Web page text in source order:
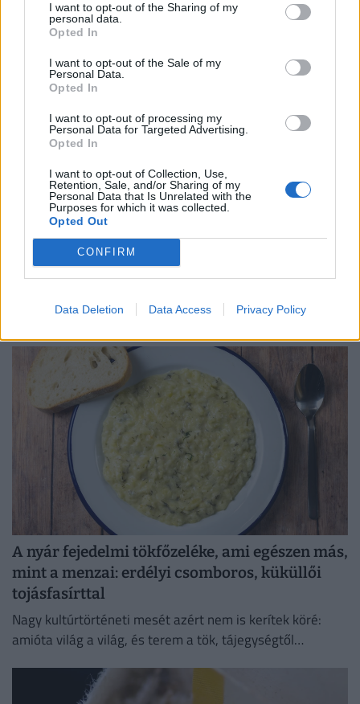
I want to opt-out of the Sharing of my
personal data.
Opted In
I want to opt-out of the Sale of my
Personal Data.
Opted In
I want to opt-out of processing my
Personal Data for Targeted Advertising.
Opted In
I want to opt-out of Collection, Use,
Retention, Sale, and/or Sharing of my
Personal Data that Is Unrelated with the
Purposes for which it was collected.
Opted Out
CONFIRM
Data Deletion Data Access Privacy Policy
Könyörtelen vérszívók támadnak
Magyarországon: fényes nappal is lesben
állnak - indul az irtás
A következő napokban nyolc megye negyvenhárom
településén lesznek kezelések.
A nyár fejedelmi tökfőzeléke, ami egészen más,
mint a menzai: erdélyi csomboros, küküllői
tojásfasírttal
Nagy kultúrtörténeti mesét azért nem is kerítek köré:
amióta világ a világ, és terem a tök, tájegységtől